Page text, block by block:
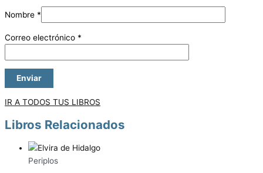
Nombre *
Correo electrónico *
IR A TODOS TUS LIBROS
Libros Relacionados
Periplos